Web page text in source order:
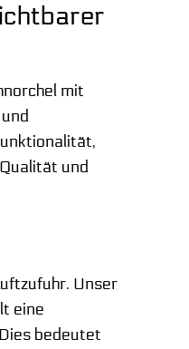
mit
und
Unser
eine
bedeutet